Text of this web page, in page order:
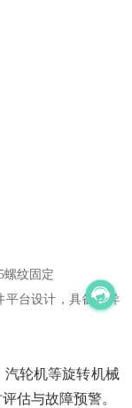
螺纹固定
平台设计，具备优异
汽轮机等旋转机械
估与故障预警。